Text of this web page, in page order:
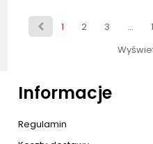
1 2 3 ...
Informacje
Regulamin